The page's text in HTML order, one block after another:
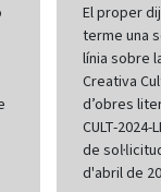
El proper
terme una
línia sobre
Creativa
d’obres
CULT-
de
d'abril de